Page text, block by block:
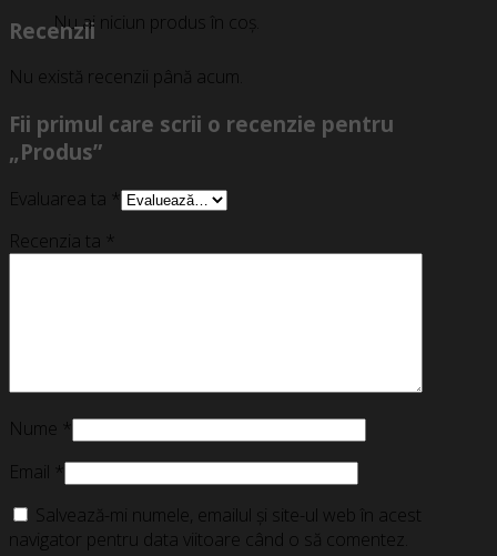
Nu ai niciun produs în coș.
Recenzii
Nu există recenzii până acum.
Fii primul care scrii o recenzie pentru
„Produs”
Evaluarea ta *
Recenzia ta *
Nume *
Email *
Salvează-mi numele, emailul și site-ul web în acest
navigator pentru data viitoare când o să comentez.